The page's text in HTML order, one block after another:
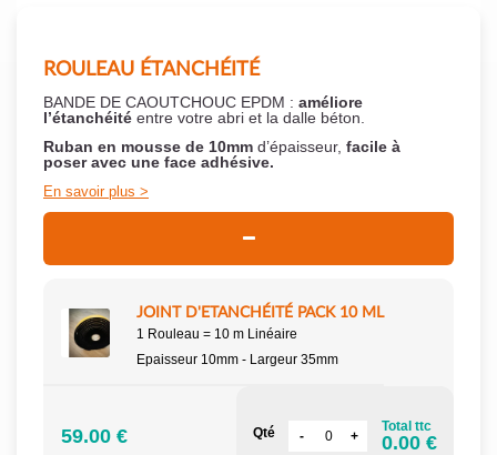
ROULEAU ÉTANCHÉITÉ
BANDE DE CAOUTCHOUC EPDM : améliore
l’étanchéité entre votre abri et la dalle béton.
Ruban en mousse de 10mm d’épaisseur, facile à
poser avec une face adhésive.
En savoir plus
JOINT D'ETANCHÉITÉ PACK 10 ML
1 Rouleau = 10 m Linéaire
Epaisseur 10mm - Largeur 35mm
59.00 € Qté Total ttc
0.00 €